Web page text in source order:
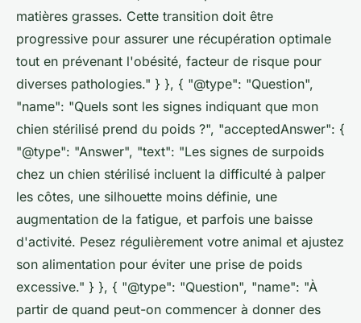
matières grasses. Cette transition doit être
progressive pour assurer une récupération optimale
tout en prévenant l'obésité, facteur de risque pour
diverses pathologies." } }, { "@type": "Question",
"name": "Quels sont les signes indiquant que mon
chien stérilisé prend du poids ?", "acceptedAnswer": {
"@type": "Answer", "text": "Les signes de surpoids
chez un chien stérilisé incluent la difficulté à palper
les côtes, une silhouette moins définie, une
augmentation de la fatigue, et parfois une baisse
d'activité. Pesez régulièrement votre animal et ajustez
son alimentation pour éviter une prise de poids
excessive." } }, { "@type": "Question", "name": "À
partir de quand peut-on commencer à donner des